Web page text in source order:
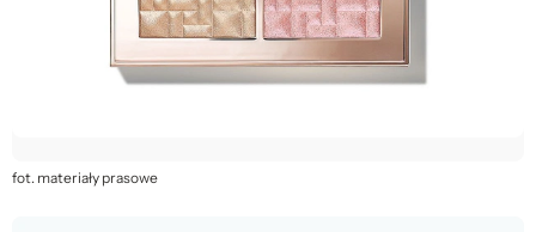
fot. materiały prasowe